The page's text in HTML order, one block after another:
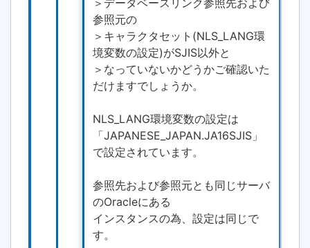
＞データベースリンク参照先および
参照元の
＞キャラクタセット(NLS_LANG環
境変数の設定)がSJIS以外と
＞なっていないかどうかご確認いた
だけますでしょうか。
NLS_LANG環境変数の設定は
「JAPANESE_JAPAN.JA16SJIS」
で設定されています。
参照先および参照元とも同じサーバ
のOracleにある
インスタンスの為、設定は同じで
す。